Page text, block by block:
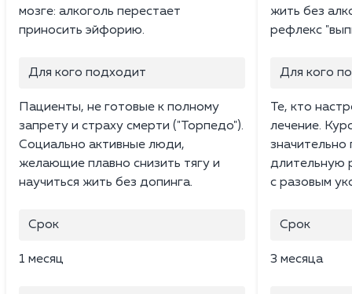
мозге: алкоголь перестает
приносить эйфорию.
Для кого подходит
Пациенты, не готовые к полному
запрету и страху смерти ("Торпедо").
Социально активные люди,
желающие плавно снизить тягу и
научиться жить без допинга.
Срок
1 месяц
жить без
рефлекс
Для кого
Те, кто
лечение.
длительную
с разовым
Срок
3 месяца